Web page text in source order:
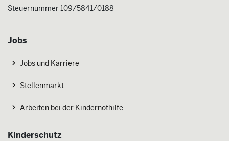
Steuernummer 109/5841/0188
Jobs
Jobs und Karriere
Stellenmarkt
Arbeiten bei der Kindernothilfe
Kinderschutz